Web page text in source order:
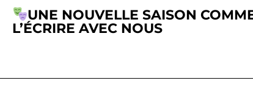
UNE NOUVELLE SAISON
L’ÉCRIRE AVEC NOUS